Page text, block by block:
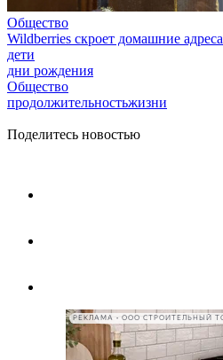
Общество
Wildberries скроет домашние
дети
дни рождения
Общество
продолжительностьжизни
Поделитесь новостью